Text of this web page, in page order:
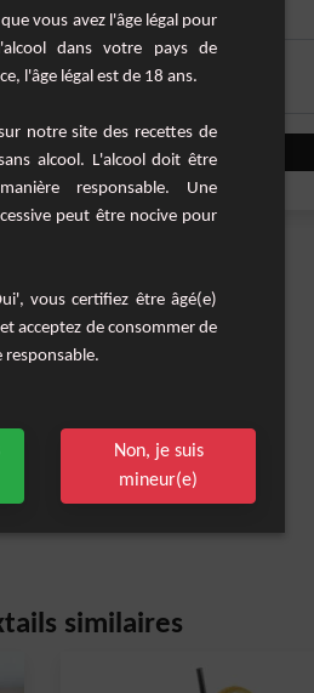
similaires
vous avez l'âge légal pour
dans votre pays de
l'âge légal est de 18 ans.
notre site des recettes de
alcool. L'alcool doit être
responsable. Une
peut être nocive pour
vous certifiez être âgé(e)
acceptez de consommer de
responsable.
Non, je suis
mineur(e)